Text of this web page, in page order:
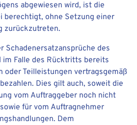
abgewiesen wird, ist die
berechtigt, ohne Setzung einer
zurückzutreten.
Schadenersatzansprüche des
im Falle des Rücktritts bereits
oder Teilleistungen vertragsgemäß
Dies gilt auch, soweit die
vom Auftraggeber noch nicht
für vom Auftragnehmer
Dem